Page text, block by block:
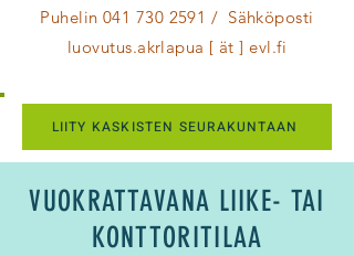
Puhelin 041 730 2591 / Sähköposti
luovutus.akrlapua [ ät ] evl.fi
LIITY KASKISTEN SEURAKUNTAAN
​VUOKRATTAVANA LIIKE- TAI
KONTTORITILAA